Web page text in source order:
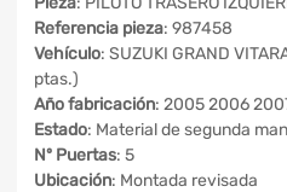
Referencia pieza: 987458
Vehículo: SUZUKI GRAND
ptas.)
Año fabricación: 2005 2006
Estado: Material de segunda
Nº Puertas: 5
Ubicación: Montada revisada